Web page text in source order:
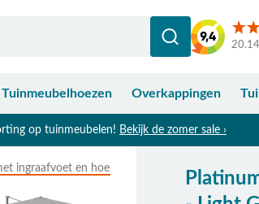
Tuinmeubelhoezen Overkappingen
op tuinmeubelen! Bekijk de zomer sale ›
ingraafvoet en hoes